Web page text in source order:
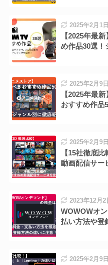
2025年2月1日
【2025年最
め作品30選！
2025年2月9日
【2025年最
おすすめ作品
2025年2月9日
【15社徹底
動画配信サー
2023年12月2
WOWOWオ
払い方法や登
2025年2月9日